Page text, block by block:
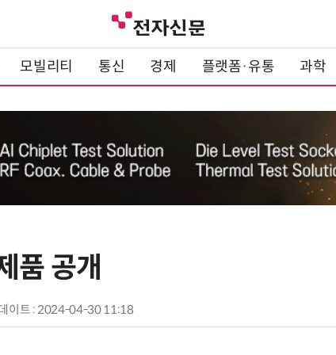
모빌리티 통신 경제 플랫폼·유통 과학
품 공개
이트 : 2024-04-30 11:18